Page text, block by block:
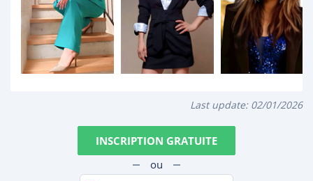
Last update: 02/01/2026
INSCRIPTION GRATUITE
ou